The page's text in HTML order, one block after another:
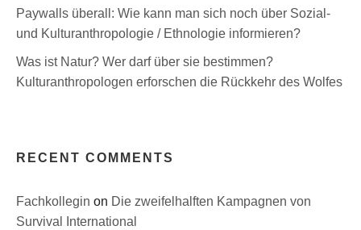
Paywalls überall: Wie kann man sich noch über Sozial-
und Kulturanthropologie / Ethnologie informieren?
Was ist Natur? Wer darf über sie bestimmen?
Kulturanthropologen erforschen die Rückkehr des Wolfes
RECENT COMMENTS
Fachkollegin on Die zweifelhalften Kampagnen von
Survival International